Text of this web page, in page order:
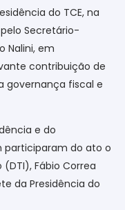
do TCE, na
Secretário-
Nalini, em
contribuição de
governança fiscal e
e do
do ato o
Fábio Correa
da Presidência do